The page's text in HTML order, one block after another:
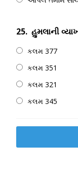
25. હુમલાની
કલમ 377
કલમ 351
કલમ 321
કલમ 345